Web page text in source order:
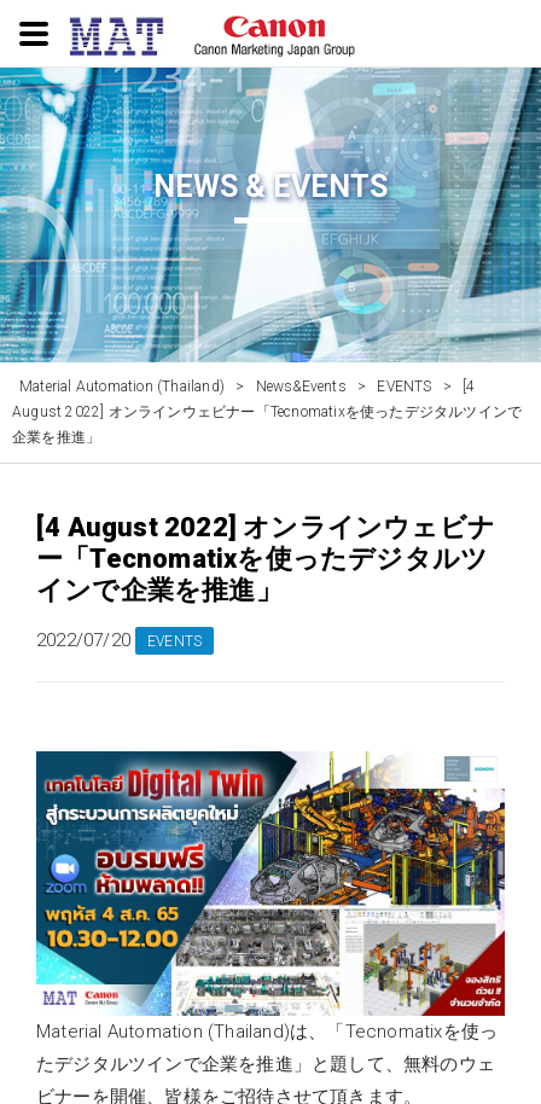
NEWS & EVENTS
Material Automation (Thailand) > News&Events > EVENTS >
[4
August 2022] オンラインウェビナー「Tecnomatixを使ったデジタルツインで
企業を推進」
[4 August 2022] オンラインウェビナ
ー「Tecnomatixを使ったデジタルツ
インで企業を推進」
2022/07/20 EVENTS
Material Automation (Thailand)は、「Tecnomatixを使っ
たデジタルツインで企業を推進」と題して、無料のウェ
ビナーを開催、皆様をご招待させて頂きます。